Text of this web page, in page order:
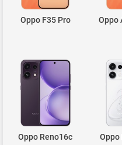
Oppo F35 Pro Oppo
Oppo Reno16c Oppo